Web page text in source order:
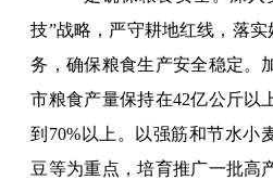
技”战略，严守耕地红线，落
务，确保粮食生产安全稳定。
市粮食产量保持在42亿公斤以
到70%以上。以强筋和节水小
豆等为重点，培育推广一批高